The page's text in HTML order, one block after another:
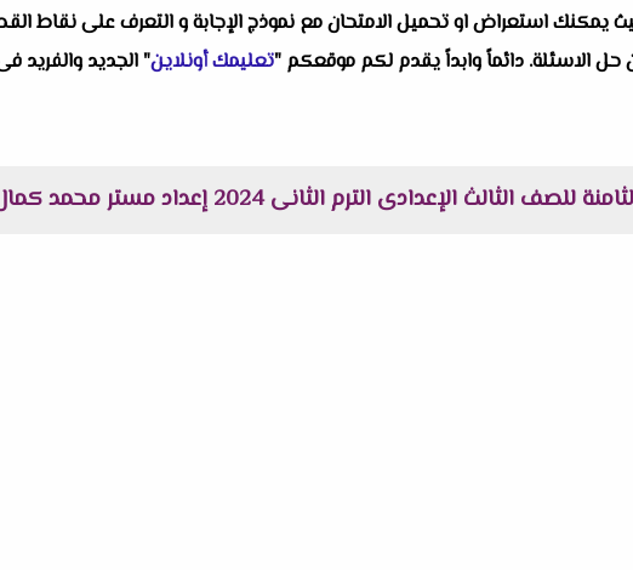
يمكنك استعراض او تحميل الامتحان مع نموذج الإجابة و التعرف على نقاط
حل الاسئلة. دائماً وابداً يقدم لكم موقعكم "تعليمك أونلاين" الجديد والفريد
الإعدادى الترم الثانى 2024 إعداد مستر محمد كمال